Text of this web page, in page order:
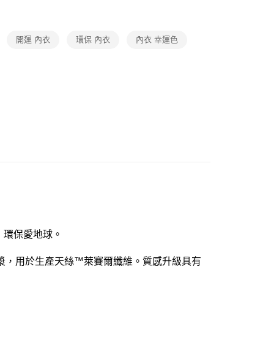
開運 內衣 環保 內衣 內衣 幸運色
保愛地球。
，用於生產天絲™萊賽爾纖維。質感升級具有